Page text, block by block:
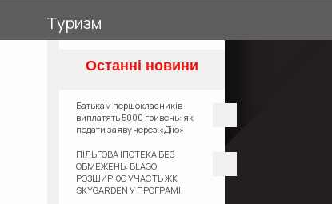
Туризм
Останні новини
Батькам першокласників
виплатять 5000 гривень: як
подати заяву через «Дію»
ПІЛЬГОВА ІПОТЕКА БЕЗ
ОБМЕЖЕНЬ: BLAGO
РОЗШИРЮЄ УЧАСТЬ ЖК
SKYGARDEN У ПРОГРАМІ